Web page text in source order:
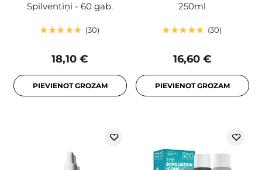
Spilventiņi - 60 gab.
30
18,10 €
PIEVIENOT GROZAM
250ml
30
16,60 €
PIEVIENOT GROZAM